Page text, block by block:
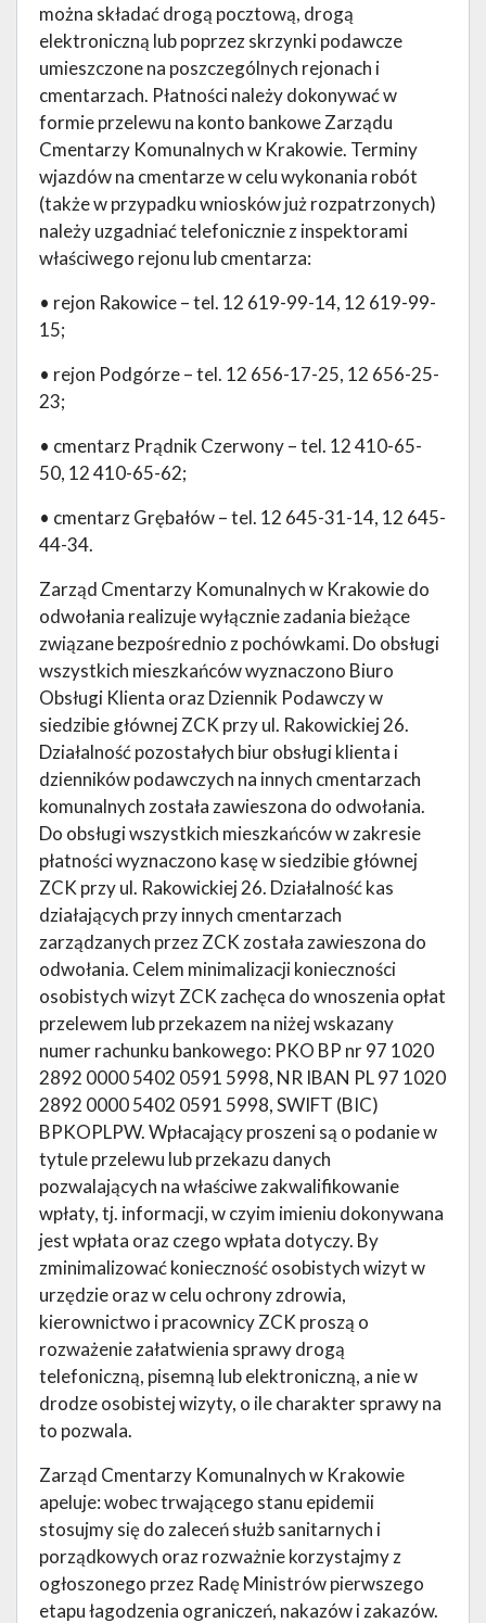
można składać drogą pocztową, drogą
elektroniczną lub poprzez skrzynki podawcze
umieszczone na poszczególnych rejonach i
cmentarzach. Płatności należy dokonywać w
formie przelewu na konto bankowe Zarządu
Cmentarzy Komunalnych w Krakowie. Terminy
wjazdów na cmentarze w celu wykonania robót
(także w przypadku wniosków już rozpatrzonych)
należy uzgadniać telefonicznie z inspektorami
właściwego rejonu lub cmentarza:
• rejon Rakowice – tel. 12 619-99-14, 12 619-99-
15;
• rejon Podgórze – tel. 12 656-17-25, 12 656-25-
23;
• cmentarz Prądnik Czerwony – tel. 12 410-65-
50, 12 410-65-62;
• cmentarz Grębałów – tel. 12 645-31-14, 12 645-
44-34.
Zarząd Cmentarzy Komunalnych w Krakowie do
odwołania realizuje wyłącznie zadania bieżące
związane bezpośrednio z pochówkami. Do obsługi
wszystkich mieszkańców wyznaczono Biuro
Obsługi Klienta oraz Dziennik Podawczy w
siedzibie głównej ZCK przy ul. Rakowickiej 26.
Działalność pozostałych biur obsługi klienta i
dzienników podawczych na innych cmentarzach
komunalnych została zawieszona do odwołania.
Do obsługi wszystkich mieszkańców w zakresie
płatności wyznaczono kasę w siedzibie głównej
ZCK przy ul. Rakowickiej 26. Działalność kas
działających przy innych cmentarzach
zarządzanych przez ZCK została zawieszona do
odwołania. Celem minimalizacji konieczności
osobistych wizyt ZCK zachęca do wnoszenia opłat
przelewem lub przekazem na niżej wskazany
numer rachunku bankowego: PKO BP nr 97 1020
2892 0000 5402 0591 5998, NR IBAN PL 97 1020
2892 0000 5402 0591 5998, SWIFT (BIC)
BPKOPLPW. Wpłacający proszeni są o podanie w
tytule przelewu lub przekazu danych
pozwalających na właściwe zakwalifikowanie
wpłaty, tj. informacji, w czyim imieniu dokonywana
jest wpłata oraz czego wpłata dotyczy. By
zminimalizować konieczność osobistych wizyt w
urzędzie oraz w celu ochrony zdrowia,
kierownictwo i pracownicy ZCK proszą o
rozważenie załatwienia sprawy drogą
telefoniczną, pisemną lub elektroniczną, a nie w
drodze osobistej wizyty, o ile charakter sprawy na
to pozwala.
Zarząd Cmentarzy Komunalnych w Krakowie
apeluje: wobec trwającego stanu epidemii
stosujmy się do zaleceń służb sanitarnych i
porządkowych oraz rozważnie korzystajmy z
ogłoszonego przez Radę Ministrów pierwszego
etapu łagodzenia ograniczeń, nakazów i zakazów.